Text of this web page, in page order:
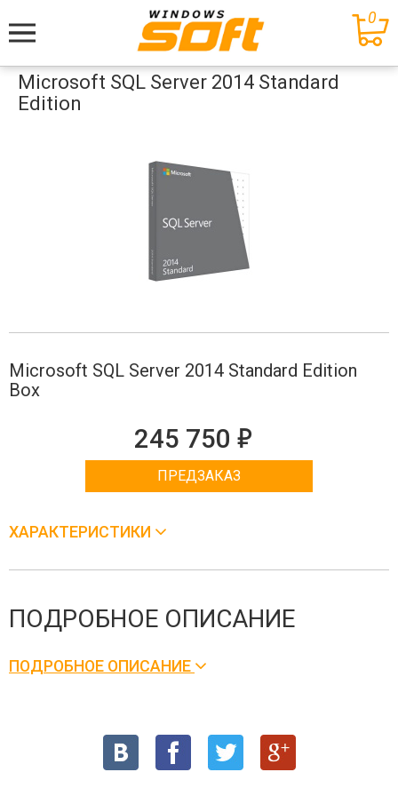
Меню
0
Microsoft SQL Server 2014 Standard
Edition
Microsoft SQL Server 2014 Standard Edition
Box
245 750 е
ПРЕДЗАКАЗ
ХАРАКТЕРИСТИКИ
ПОДРОБНОЕ ОПИСАНИЕ
ПОДРОБНОЕ ОПИСАНИЕ